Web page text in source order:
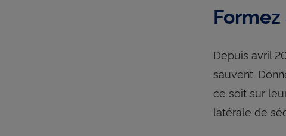
Depuis avril
sauvent.
ce soit sur
latérale de